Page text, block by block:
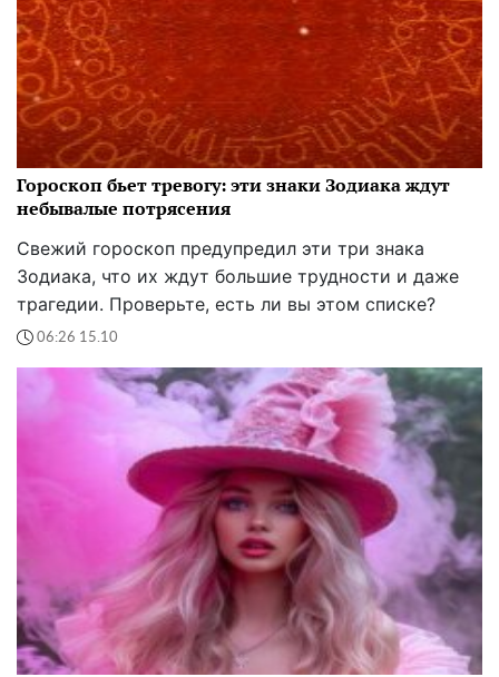
Гороскоп бьет тревогу: эти знаки Зодиака ждут
небывалые потрясения
Свежий гороскоп предупредил эти три знака
Зодиака, что их ждут большие трудности и даже
трагедии. Проверьте, есть ли вы этом списке?
06:26 15.10